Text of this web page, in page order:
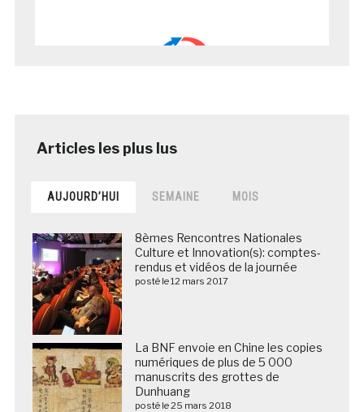
AUJOURD’HUI SEMAINE MOIS
8èmes Rencontres Nationales
Culture et Innovation(s): comptes-
rendus et vidéos de la journée
posté le 12 mars 2017
La BNF envoie en Chine les copies
numériques de plus de 5 000
manuscrits des grottes de
Dunhuang
posté le 25 mars 2018